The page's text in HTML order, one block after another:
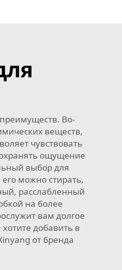
Во-
веществ,
чувствовать
ощущение
выбор для
можно стирать,
расслабленный
на более
вам долгое
добавить в
от бренда